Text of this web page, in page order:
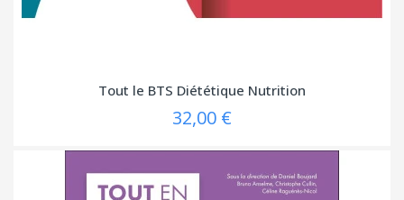
Tout le BTS Diététique Nutrition
32,00 €